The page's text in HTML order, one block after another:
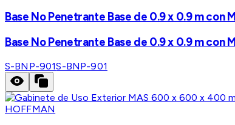
Base No Penetrante Base de 0.9 x 0.9 m con
Base No Penetrante Base de 0.9 x 0.9 m con
S-BNP-901S-BNP-901
HOFFMAN